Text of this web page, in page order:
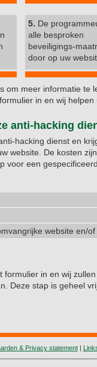
5. De
alle besproken
beveiligings-
door op uw
om meer informatie te
in en wij helpen
anti-hacking
hacking dienst en
website. De kosten
voor een
website en/of
formulier in en wij
Deze stap is geheel
& Privacy statement|